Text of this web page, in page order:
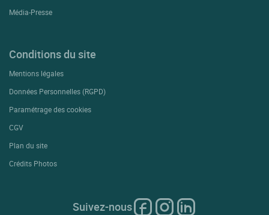
Média-Presse
Conditions du site
Mentions légales
Données Personnelles (RGPD)
Paramétrage des cookies
CGV
Plan du site
Crédits Photos
Suivez-nous